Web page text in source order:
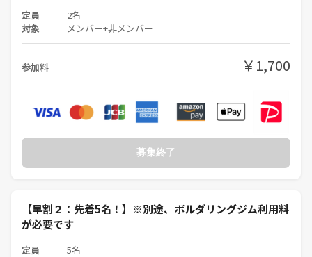
定員 2名
対象 メンバー+非メンバー
参加料 ￥1,700
募集終了
【早割２：先着5名！】※別途、ボルダリングジム利用料
が必要です
定員 5名